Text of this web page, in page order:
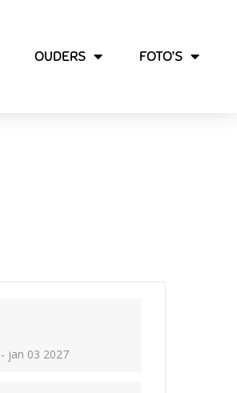
OUDERS FOTO’S
- jan 03 2027